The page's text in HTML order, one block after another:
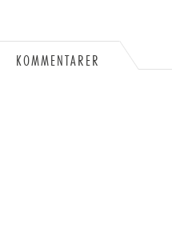
KOMMENTARER